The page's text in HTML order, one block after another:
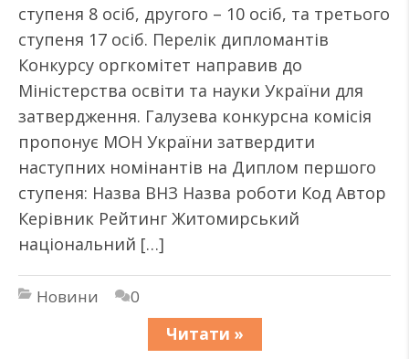
ступеня 8 осіб, другого – 10 осіб, та третього
ступеня 17 осіб. Перелік дипломантів
Конкурсу оргкомітет направив до
Міністерства освіти та науки України для
затвердження. Галузева конкурсна комісія
пропонує МОН України затвердити
наступних номінантів на Диплом першого
ступеня: Назва ВНЗ Назва роботи Код Автор
Керівник Рейтинг Житомирський
національний […]
Новини
0
Читати »